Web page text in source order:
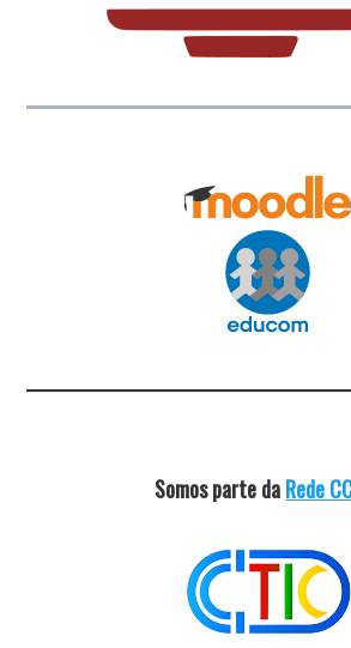
Somos parte daRede